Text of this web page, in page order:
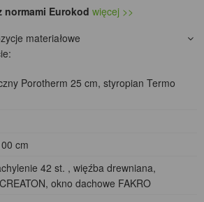
Eurokod więcej >>
materiałowe
Porotherm 25 cm, styropian Termo
cm
42 st. , więźba drewniana,
okno dachowe FAKRO